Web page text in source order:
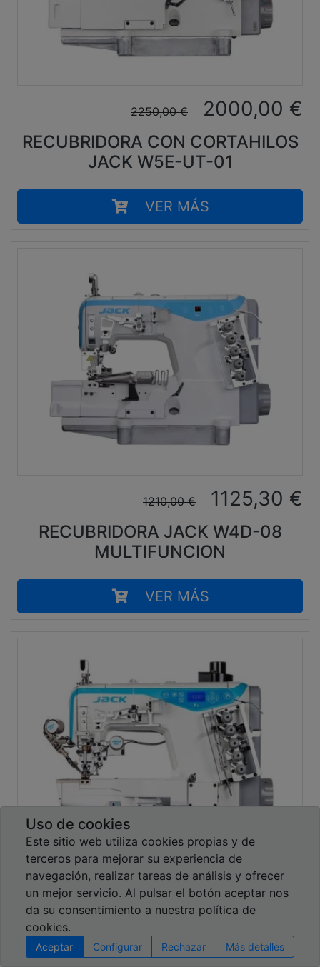
2250,00 € 2000,00 €
RECUBRIDORA CON CORTAHILOS
JACK W5E-UT-01
VER MÁS
1210,00 € 1125,30 €
RECUBRIDORA JACK W4D-08
MULTIFUNCION
VER MÁS
3099,00 € 2936,00
RECUBRIDORA JACK K5E-UT-
35X356 BASE CILINDRICA
Uso de cookies
Este sitio web utiliza cookies propias y de
terceros para mejorar su experiencia de
navegación, realizar tareas de análisis y ofrecer
un mejor servicio. Al pulsar el botón aceptar nos
da su consentimiento a nuestra política de
cookies.
Aceptar Configurar Rechazar Más detalles